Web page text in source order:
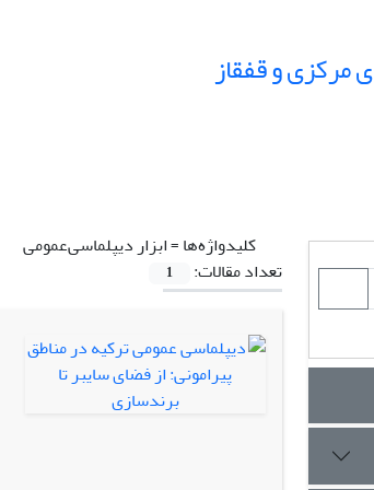
مرکزی و قفقاز
کلیدواژه‌ها =ابزار دیپلماسی‌عمومی
تعداد مقالات:
1